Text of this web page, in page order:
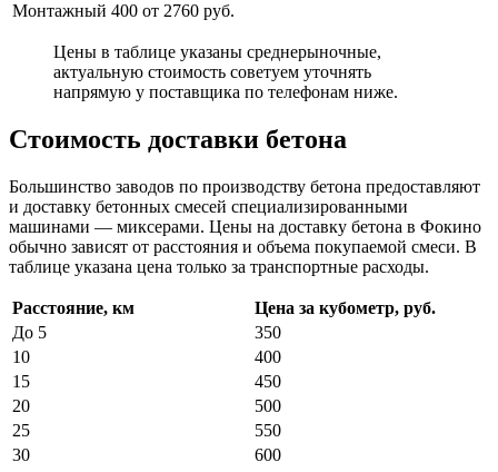
Монтажный 400 от 2760 руб.
Цены в таблице указаны среднерыночные,
актуальную стоимость советуем уточнять
напрямую у поставщика по телефонам ниже.
Стоимость доставки бетона
Большинство заводов по производству бетона предоставляют
и доставку бетонных смесей специализированными
машинами — миксерами. Цены на доставку бетона в Фокино
обычно зависят от расстояния и объема покупаемой смеси. В
таблице указана цена только за транспортные расходы.
Расстояние, км
Цена за кубометр, руб.
До 5
350
10
400
15
450
20
500
25
550
30
600